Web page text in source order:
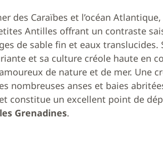
des Caraïbes et l’océan Atlantique,
Antilles offrant un contraste
de sable fin et eaux translucides.
et sa culture créole haute en
de nature et de mer. Une
nombreuses anses et baies
constitue un excellent point de
les Grenadines.